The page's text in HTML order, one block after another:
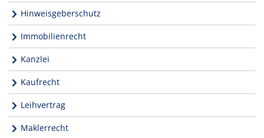
Hinweisgeberschutz
Immobilienrecht
Kanzlei
Kaufrecht
Leihvertrag
Maklerrecht